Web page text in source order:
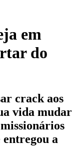
em
do
crack aos
vida mudar
a